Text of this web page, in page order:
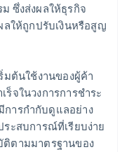
ซึ่งส่งผลให้ธุรกิจ
ลให้ถูกปรับเงินหรือสูญ
มต้นใช้งานของผู้ค้า
จในวงการการชำระ
ารกำกับดูแลอย่าง
ระสบการณ์ที่เรียบง่าย
ตามมาตรฐานของ